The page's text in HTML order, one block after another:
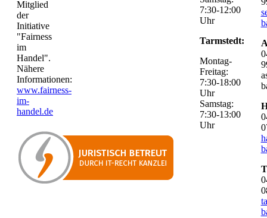
Mitglied
der
Initiative
"Fairness
im
Handel".
Nähere
Informationen:
www.fairness-
im-
handel.de
7:30-12:00
Uhr
Tarmstedt:
Montag-
Freitag:
7:30-18:00
Uhr
Samstag:
7:30-13:00
Uhr